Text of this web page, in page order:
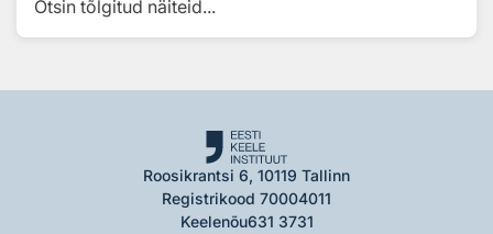
Otsin tõlgitud näiteid...
Roosikrantsi 6, 10119 Tallinn
Registrikood 70004011
Keelenõu631 3731